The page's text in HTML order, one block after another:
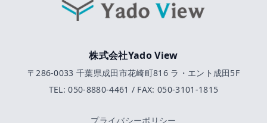
株式会社Yado View
〒286-0033 千葉県成田市花崎町816 ラ・エント成田5F
TEL: 050-8880-4461 / FAX: 050-3101-1815
プライバシーポリシー